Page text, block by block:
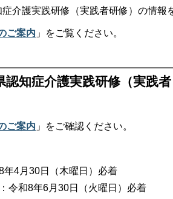
介護実践研修（実践者研修）の情報
ご案内 」をご覧ください。
認知症介護実践研修（実践
ご案内 」をご確認ください。
年4月30日（木曜日）必着
令和8年6月30日（火曜日）必着